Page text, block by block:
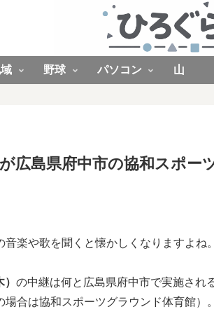
野球 パソコン 山
広島県府中市の協和スポー
楽や歌を聞くと懐かしくなりますよね
の中継は何と広島県府中市で実施され
場合は協和スポーツグラウンド体育館）